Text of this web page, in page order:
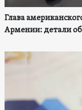
Глава
Армении: детали